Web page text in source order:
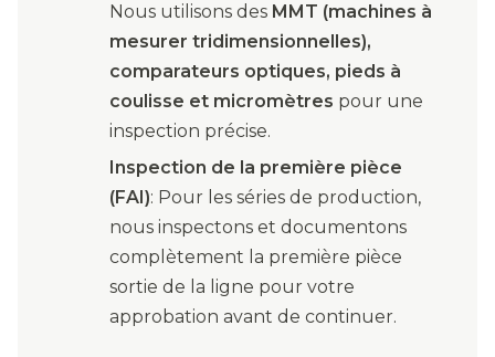
Nous utilisons des MMT (machines à
mesurer tridimensionnelles),
comparateurs optiques, pieds à
coulisse et micromètres pour une
inspection précise.
Inspection de la première pièce
(FAI): Pour les séries de production,
nous inspectons et documentons
complètement la première pièce
sortie de la ligne pour votre
approbation avant de continuer.